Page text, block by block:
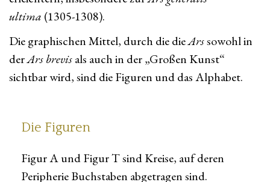
ultima (1305-1308).
Die graphischen Mittel, durch die dieArssowohl in
derArs brevisals auch in der „Großen Kunst“
sichtbar wird, sind die Figuren und das Alphabet.
Die Figuren
Figur A und Figur T sind Kreise, auf deren
Peripherie Buchstaben abgetragen sind.